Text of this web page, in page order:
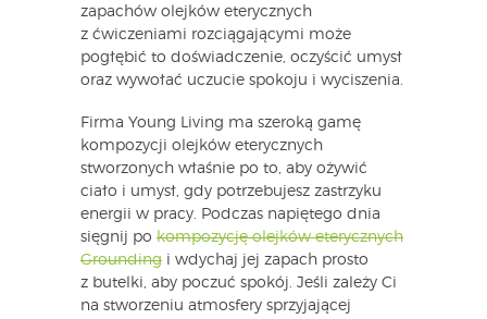
zapachów olejków eterycznych
z ćwiczeniami rozciągającymi może
pogłębić to doświadczenie, oczyścić umysł
oraz wywołać uczucie spokoju i wyciszenia.
Firma Young Living ma szeroką gamę
kompozycji olejków eterycznych
stworzonych właśnie po to, aby ożywić
ciało i umysł, gdy potrzebujesz zastrzyku
energii w pracy. Podczas napiętego dnia
sięgnij po kompozycję olejków eterycznych
Grounding i wdychaj jej zapach prosto
z butelki, aby poczuć spokój. Jeśli zależy Ci
na stworzeniu atmosfery sprzyjającej